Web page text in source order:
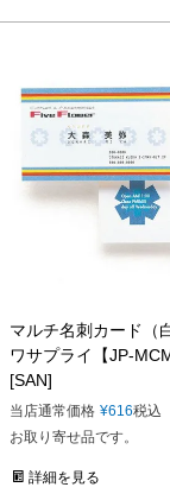
マルチ名刺カード
ワサプライ【JP-
[SAN]
当店通常価格 ¥616税込
お取り寄せ品です。
詳細を見る